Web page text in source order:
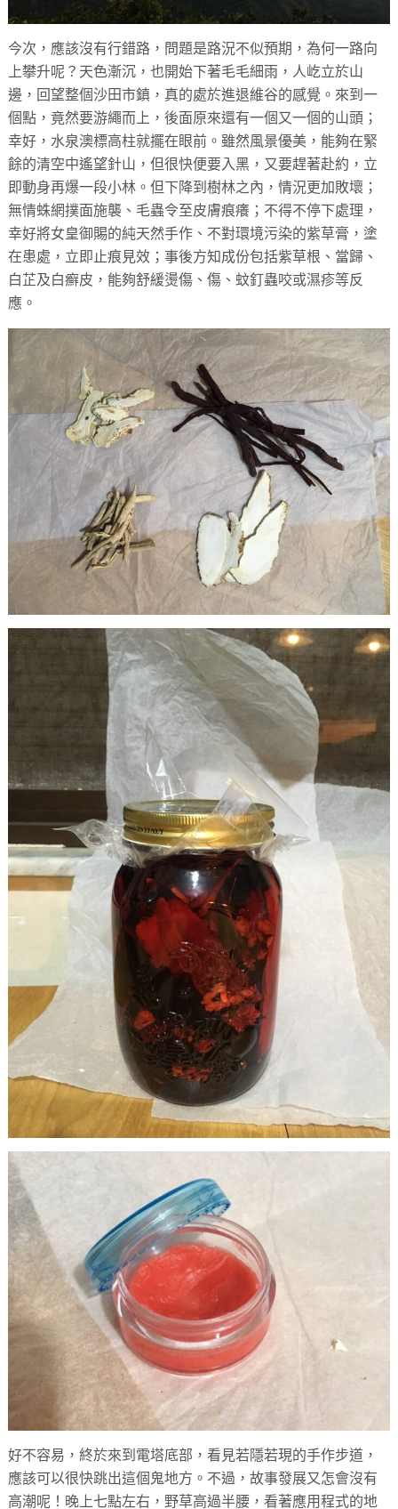
今次，應該沒有行錯路，問題是路況不似預期，為何一路向
上攀升呢？天色漸沉，也開始下著毛毛細雨，人屹立於山
邊，回望整個沙田市鎮，真的處於進退維谷的感覺。來到一
個點，竟然要游繩而上，後面原來還有一個又一個的山頭；
幸好，水泉澳標高柱就擺在眼前。雖然風景優美，能夠在緊
餘的清空中遙望針山，但很快便要入黑，又要趕著赴約，立
即動身再爆一段小林。但下降到樹林之內，情況更加敗壞；
無情蛛網撲面施襲、毛蟲令至皮膚痕癢；不得不停下處理，
幸好將女皇御賜的純天然手作、不對環境污染的紫草膏，塗
在患處，立即止痕見效；事後方知成份包括紫草根、當歸、
白芷及白癬皮，能夠舒緩燙傷、傷、蚊釘蟲咬或濕疹等反
應。
好不容易，終於來到電塔底部，看見若隱若現的手作步道，
應該可以很快跳出這個鬼地方。不過，故事發展又怎會沒有
高潮呢！晚上七點左右，野草高過半腰，看著應用程式的地